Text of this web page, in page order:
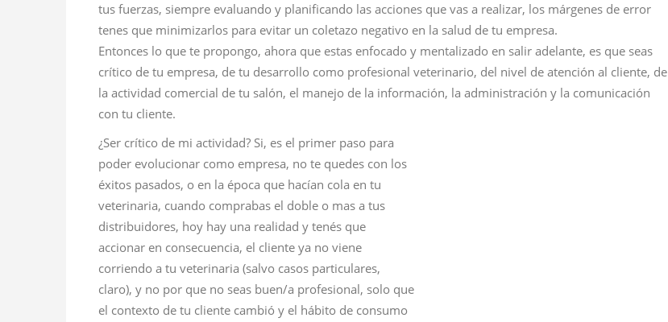
tus fuerzas, siempre evaluando y planificando las acciones que vas a realizar, los márgenes de error
tenes que minimizarlos para evitar un coletazo negativo en la salud de tu empresa.
Entonces lo que te propongo, ahora que estas enfocado y mentalizado en salir adelante, es que seas
crítico de tu empresa, de tu desarrollo como profesional veterinario, del nivel de atención al cliente, de
la actividad comercial de tu salón, el manejo de la información, la administración y la comunicación
con tu cliente.
¿Ser crítico de mi actividad? Si, es el primer paso para
poder evolucionar como empresa, no te quedes con los
éxitos pasados, o en la época que hacían cola en tu
veterinaria, cuando comprabas el doble o mas a tus
distribuidores, hoy hay una realidad y tenés que
accionar en consecuencia, el cliente ya no viene
corriendo a tu veterinaria (salvo casos particulares,
claro), y no por que no seas buen/a profesional, solo que
el contexto de tu cliente cambió y el hábito de consumo